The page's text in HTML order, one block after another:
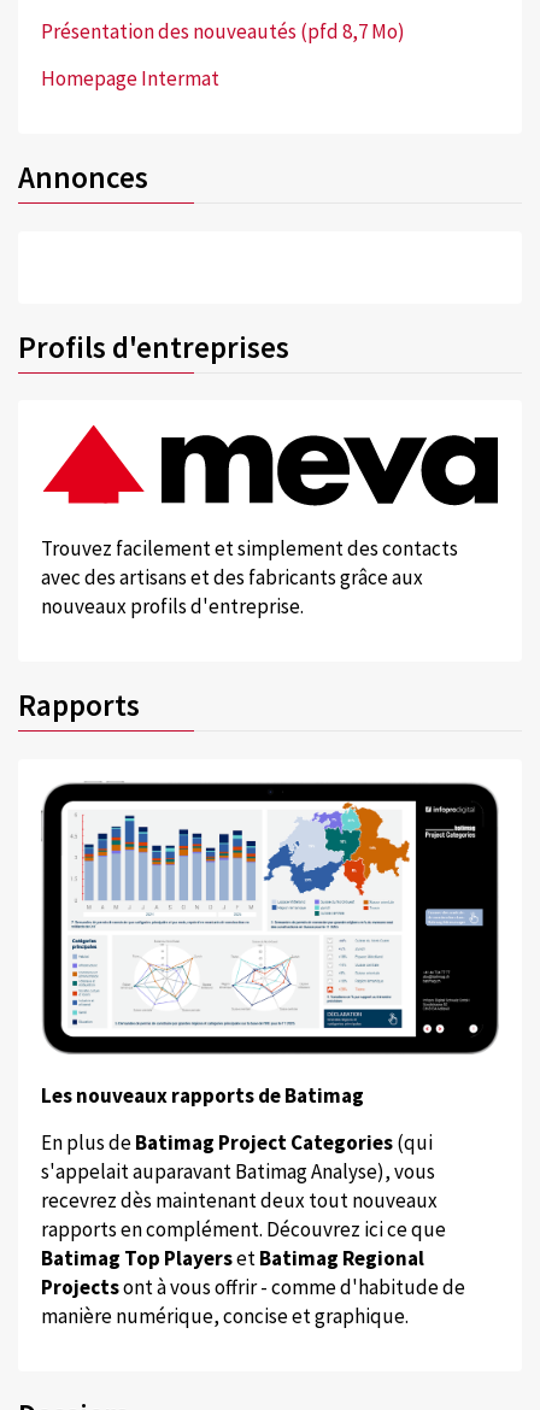
Présentation des nouveautés (pfd 8,7 Mo)
Homepage Intermat
Annonces
Profils d'entreprises
Trouvez facilement et simplement des contacts
avec des artisans et des fabricants grâce aux
nouveaux profils d'entreprise.
Rapports
Les nouveaux rapports de Batimag
En plus deBatimag Project Categories(qui
s'appelait auparavant Batimag Analyse), vous
recevrez dès maintenant deux tout nouveaux
rapports en complément. Découvrez ici ce que
Batimag Top PlayersetBatimag Regional
Projectsont à vous offrir - comme d'habitude de
manière numérique, concise et graphique.